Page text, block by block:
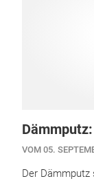
VOM 05.
Der Dämmputz